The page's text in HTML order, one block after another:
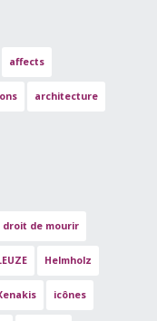
affects
architecture
droit de mourir
Helmholz
icônes